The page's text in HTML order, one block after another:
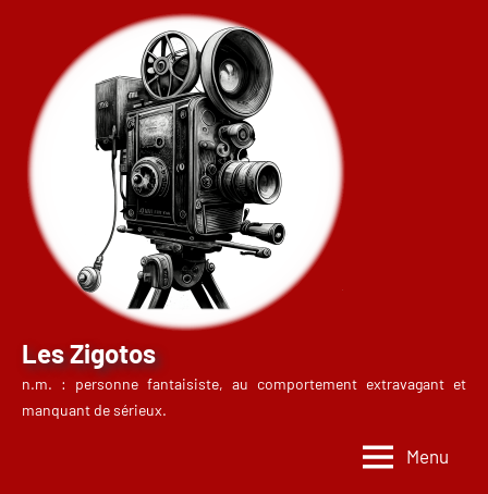
contenu
Les Zigotos
n.m. : personne fantaisiste, au comportement extravagant et
manquant de sérieux.
Menu